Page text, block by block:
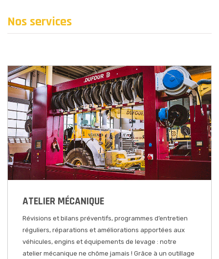
Nos services
ATELIER MÉCANIQUE
Révisions et bilans préventifs, programmes d’entretien
réguliers, réparations et améliorations apportées aux
véhicules, engins et équipements de levage : notre
atelier mécanique ne chôme jamais ! Grâce à un outillage